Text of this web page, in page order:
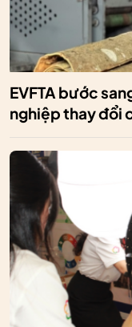
EVFTA bước
nghiệp thay đổi